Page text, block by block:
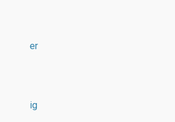
er
ig